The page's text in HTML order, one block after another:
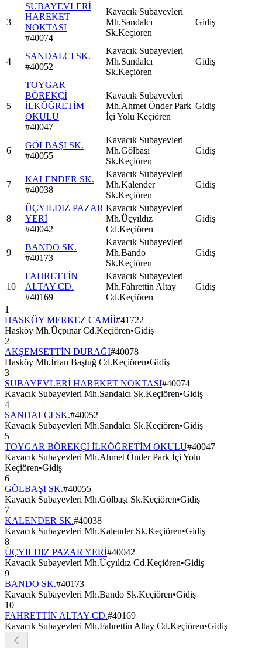
3
SUBAYEVLERİ
HAREKET
NOKTASI
#40074
Kavacık Subayevleri
Mh.Sandalcı
Sk.Keçiören
Gidiş
4
SANDALCI SK.
#40052
Kavacık Subayevleri
Mh.Sandalcı
Sk.Keçiören
Gidiş
5
TOYGAR
BÖREKÇİ
İLKÖĞRETİM
OKULU
#40047
Kavacık Subayevleri
Mh.Ahmet Önder Park
İçi Yolu Keçiören
Gidiş
6
GÖLBAŞI SK.
#40055
Kavacık Subayevleri
Mh.Gölbaşı
Sk.Keçiören
Gidiş
7
KALENDER SK.
#40038
Kavacık Subayevleri
Mh.Kalender
Sk.Keçiören
Gidiş
8
ÜÇYILDIZ PAZAR
YERİ
#40042
Kavacık Subayevleri
Mh.Üçyıldız
Cd.Keçiören
Gidiş
9
BANDO SK.
#40173
Kavacık Subayevleri
Mh.Bando
Sk.Keçiören
Gidiş
10
FAHRETTİN
ALTAY CD.
#40169
Kavacık Subayevleri
Mh.Fahrettin Altay
Cd.Keçiören
Gidiş
1
HASKÖY MERKEZ CAMİİ#41722
Hasköy Mh.Üçpınar Cd.Keçiören•Gidiş
2
AKŞEMSETTİN DURAĞI#40078
Hasköy Mh.İrfan Baştuğ Cd.Keçiören•Gidiş
3
SUBAYEVLERİ HAREKET NOKTASI#40074
Kavacık Subayevleri Mh.Sandalcı Sk.Keçiören•Gidiş
4
SANDALCI SK.#40052
Kavacık Subayevleri Mh.Sandalcı Sk.Keçiören•Gidiş
5
TOYGAR BÖREKÇİ İLKÖĞRETİM OKULU#40047
Kavacık Subayevleri Mh.Ahmet Önder Park İçi Yolu
Keçiören•Gidiş
6
GÖLBAŞI SK.#40055
Kavacık Subayevleri Mh.Gölbaşı Sk.Keçiören•Gidiş
7
KALENDER SK.#40038
Kavacık Subayevleri Mh.Kalender Sk.Keçiören•Gidiş
8
ÜÇYILDIZ PAZAR YERİ#40042
Kavacık Subayevleri Mh.Üçyıldız Cd.Keçiören•Gidiş
9
BANDO SK.#40173
Kavacık Subayevleri Mh.Bando Sk.Keçiören•Gidiş
10
FAHRETTİN ALTAY CD.#40169
Kavacık Subayevleri Mh.Fahrettin Altay Cd.Keçiören•Gidiş